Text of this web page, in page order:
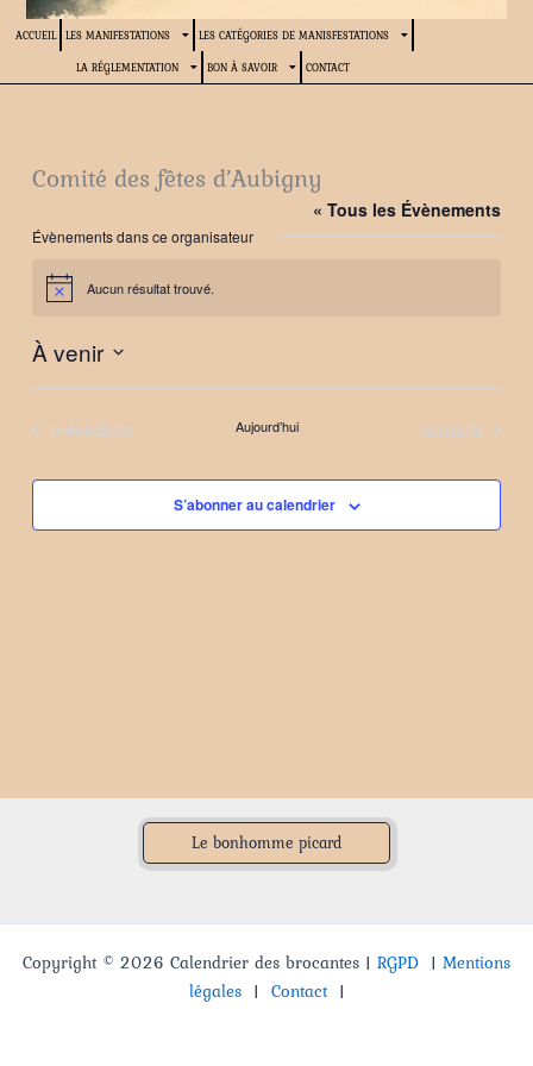
ACCUEIL LES MANIFESTATIONS LES CATÉGORIES DE MANISFESTATIONS
LA RÉGLEMENTATION BON À SAVOIR CONTACT
Comité des fêtes d’Aubigny
« Tous les Évènements
Évènements dans ce organisateur
Notice Aucun résultat trouvé.
À venir
Sélectionnez
date.Évènements
précédents Aujourd’hui Évènements
suivants
S’abonner au calendrier
Le bonhomme picard
Copyright © 2026 Calendrier des brocantes | RGPD | Mentions
légales| Contact|